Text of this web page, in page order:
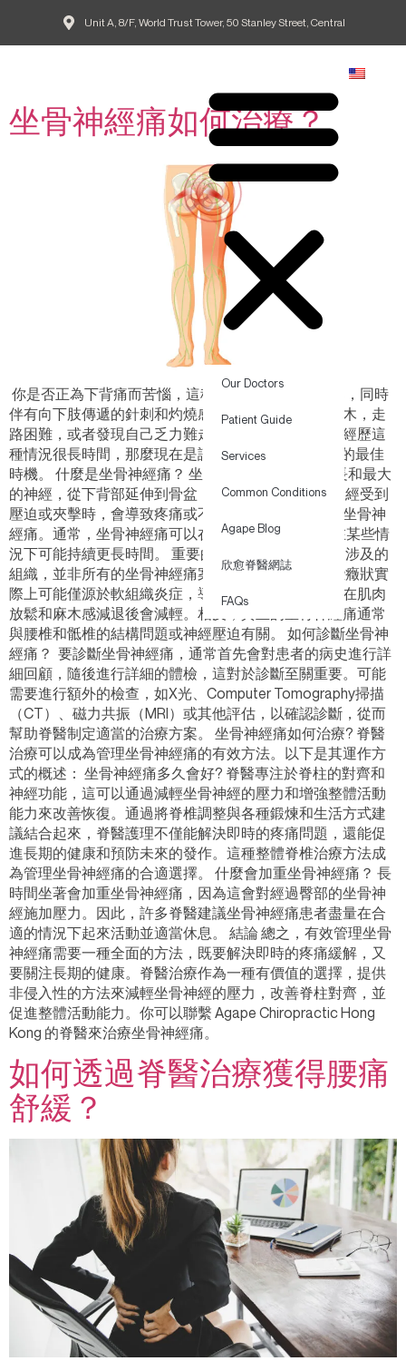
Unit A, 8/F, World Trust Tower, 50 Stanley Street, Central
Our Doctors
Patient Guide
Services
Common Conditions
Agape Blog
欣愈脊醫網誌
FAQs
October 31, 2024
坐骨神經痛如何治療？
你是否正為下背痛而苦惱，這種疼痛擴散到你的臀部，同時
伴有向下肢傳遞的針刺和灼燒感？你是否感到腳部麻木，走
路困難，或者發現自己乏力難走動？如果你已經反覆經歷這
種情況很長時間，那麼現在是諮詢 chiropractor 香港的最佳
時機。 什麼是坐骨神經痛？ 坐骨神經是你身體中最長和最大
的神經，從下背部延伸到骨盆，再到雙腳。 當這個神經受到
壓迫或夾擊時，會導致疼痛或不適，這種情況被稱為坐骨神
經痛。通常，坐骨神經痛可以在4到6周內治癒，但在某些情
況下可能持續更長時間。 重要的是病情的嚴重程度和涉及的
組織，並非所有的坐骨神經痛案例都是相同的。 一些癥狀實
際上可能僅源於軟組織炎症，導致暫時性疼痛，通常在肌肉
放鬆和麻木感減退後會減輕。相反，真正的坐骨神經痛通常
與腰椎和骶椎的結構問題或神經壓迫有關。 如何診斷坐骨神
經痛？ 要診斷坐骨神經痛，通常首先會對患者的病史進行詳
細回顧，隨後進行詳細的體檢，這對於診斷至關重要。可能
需要進行額外的檢查，如X光、Computer Tomography掃描
（CT）、磁力共振（MRI）或其他評估，以確認診斷，從而
幫助脊醫制定適當的治療方案。 坐骨神經痛如何治療? 脊醫
治療可以成為管理坐骨神經痛的有效方法。以下是其運作方
式的概述： 坐骨神經痛多久會好? 脊醫專注於脊柱的對齊和
神經功能，這可以通過減輕坐骨神經的壓力和增強整體活動
能力來改善恢復。通過將脊椎調整與各種鍛煉和生活方式建
議結合起來，脊醫護理不僅能解決即時的疼痛問題，還能促
進長期的健康和預防未來的發作。這種整體脊椎治療方法成
為管理坐骨神經痛的合適選擇。 什麼會加重坐骨神經痛？ 長
時間坐著會加重坐骨神經痛，因為這會對經過臀部的坐骨神
經施加壓力。因此，許多脊醫建議坐骨神經痛患者盡量在合
適的情況下起來活動並適當休息。 結論 總之，有效管理坐骨
神經痛需要一種全面的方法，既要解決即時的疼痛緩解，又
要關注長期的健康。脊醫治療作為一種有價值的選擇，提供
非侵入性的方法來減輕坐骨神經的壓力，改善脊柱對齊，並
促進整體活動能力。你可以聯繫 Agape Chiropractic Hong
Kong 的脊醫來治療坐骨神經痛。
如何透過脊醫治療獲得腰痛
舒緩？